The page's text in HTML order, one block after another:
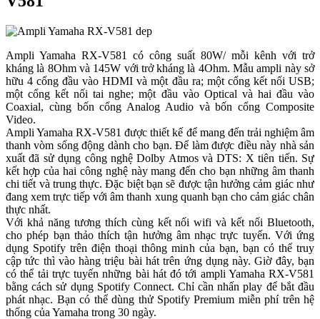
Ampli Yamaha RX-V581 có công suất 80W/ mỗi kênh với trở
kháng là 8Ohm và 145W với trở kháng là 4Ohm. Mẫu ampli này sở
hữu 4 cổng đầu vào HDMI và một đầu ra; một cổng kết nối USB;
một cổng kết nối tai nghe; một đầu vào Optical và hai đầu vào
Coaxial, cùng bốn cổng Analog Audio và bốn cổng Composite
Video.
Ampli Yamaha RX-V581 được thiết kế để mang đến trải nghiệm âm
thanh vòm sống động dành cho bạn. Để làm được điều này nhà sản
xuất đã sử dụng công nghệ Dolby Atmos và DTS: X tiên tiến. Sự
kết hợp của hai công nghệ này mang đến cho bạn những âm thanh
chi tiết và trung thực. Đặc biệt bạn sẽ được tận hưởng cảm giác như
đang xem trực tiếp với âm thanh xung quanh bạn cho cảm giác chân
thực nhất.
Với khả năng tương thích cùng kết nối wifi và kết nối Bluetooth,
cho phép bạn thảo thích tận hưởng âm nhạc trực tuyến. Với ứng
dụng Spotify trên điện thoại thông minh của bạn, bạn có thể truy
cập tức thì vào hàng triệu bài hát trên ứng dụng này. Giờ đây, bạn
có thể tải trực tuyến những bài hát đó tới ampli Yamaha RX-V581
bằng cách sử dụng Spotify Connect. Chỉ cần nhấn play để bắt đầu
phát nhạc. Bạn có thể dùng thử Spotify Premium miễn phí trên hệ
thống của Yamaha trong 30 ngày.